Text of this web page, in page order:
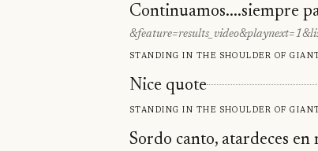
Continuamos....siempre
Standing in the shoulder of
Nice quote
Standing in the shoulder of
Sordo canto, atardeces en